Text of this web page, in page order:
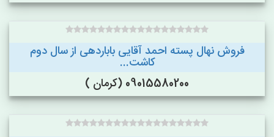
فروش نهال پسته احمد آقایی باباردهی از سال دوم
کاشت...
09015580200 (کرمان )